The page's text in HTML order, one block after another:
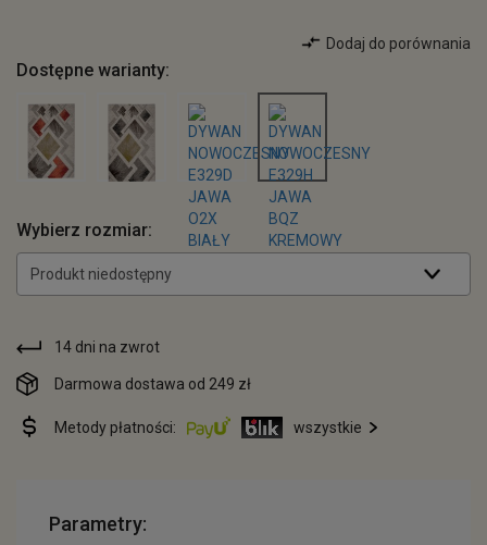
Dodaj do porównania
Dostępne warianty:
Wybierz rozmiar:
Produkt niedostępny
14 dni na zwrot
Darmowa dostawa od 249 zł
Metody płatności: wszystkie
Parametry: